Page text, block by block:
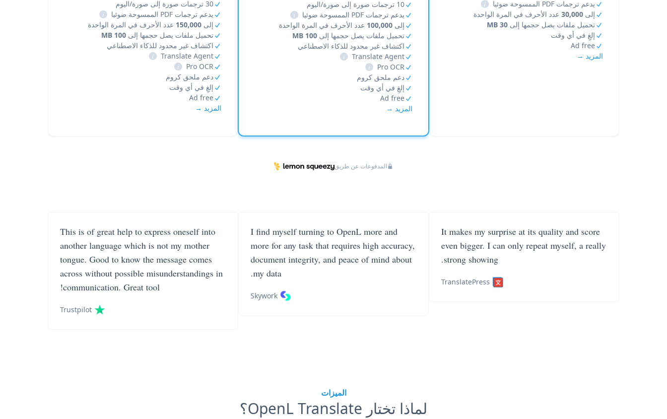
يدعم ترجمات PDF الممسوحة ضوئيا
i
إلى 30,000 عدد الأحرف في المرة الواحدة
تحميل ملفات يصل حجمها إلى 30 MB
إلغِ في أي وقت
Ad free
المزيد →
10 ترجمات صورة إلى صورة/اليوم
يدعم ترجمات PDF الممسوحة ضوئيا
i
إلى100,000 عدد الأحرف في المرة الواحدة
تحميل ملفات يصل حجمها إلى100 MB
اكتشاف غير محدود للذكاء الاصطناعي
Translate Agent
i
Pro OCR
i
دعم ملحق كروم
إلغِ في أي وقت
Ad free
المزيد →
30 ترجمات صورة إلى صورة/اليوم
يدعم ترجمات PDF الممسوحة ضوئيا
i
إلى 150,000 عدد الأحرف في المرة الواحدة
تحميل ملفات يصل حجمها إلى 100 MB
اكتشاف غير محدود للذكاء الاصطناعي
Translate Agent
i
Pro OCR
i
دعم ملحق كروم
إلغِ في أي وقت
Ad free
المزيد →
المدفوعات عن طريق
It makes my surprise at its quality and score
even bigger. I can only repeat myself, a really
strong showing.
TranslatePress
I find myself turning to OpenL more and
more for any task that requires high accuracy,
document integrity, and peace of mind about
my data.
Skywork
This is of great help to express oneself into
another language which is not my mother
tongue. Good to know the message comes
across without possible misunderstandings in
communication. Great tool!
Trustpilot
الميزات
لماذا تختار OpenL Translate؟